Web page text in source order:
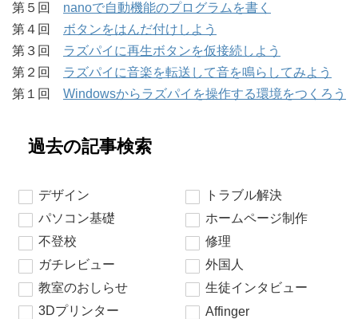
第５回 nanoで自動機能のプログラムを書く
第４回 ボタンをはんだ付けしよう
第３回 ラズパイに再生ボタンを仮接続しよう
第２回 ラズパイに音楽を転送して音を鳴らしてみよう
第１回 Windowsからラズパイを操作する環境をつくろう
過去の記事検索
デザイン
トラブル解決
パソコン基礎
ホームページ制作
不登校
修理
ガチレビュー
外国人
教室のおしらせ
生徒インタビュー
3Dプリンター
Affinger